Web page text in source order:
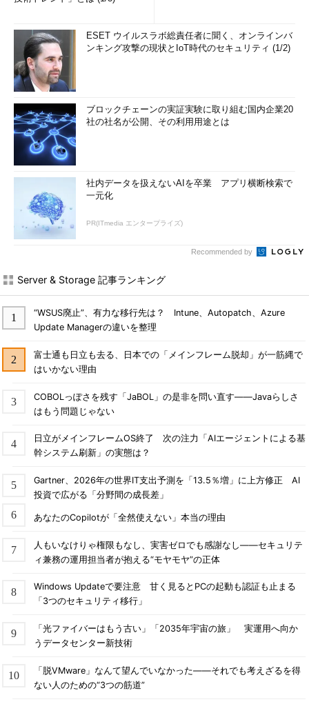
ESET ウイルスラボ総責任者に聞く、オンラインバ
ンキング攻撃の現状とIoT時代のセキュリティ (1/2)
ブロックチェーンの実証実験に取り組む国内企業20
社の社名が公開、その利用用途とは
社内データを扱えないAIを卒業 アプリ横断検索で
一元化
PR(ITmedia エンタープライズ)
Recommended by
Server & Storage 記事ランキング
“WSUS廃止”、有力な移行先は？ Intune、Autopatch、Azure
Update Managerの違いを整理
富士通も日立も去る、日本での「メインフレーム脱却」が一筋縄で
はいかない理由
COBOLっぽさを残す「JaBOL」の是非を問い直す――Javaらしさ
はもう問題じゃない
日立がメインフレームOS終了 次の注力「AIエージェントによる基
幹システム刷新」の実態は？
Gartner、2026年の世界IT支出予測を「13.5％増」に上方修正 AI
投資で広がる「分野間の成長差」
あなたのCopilotが「全然使えない」本当の理由
人もいなけりゃ権限もなし、実害ゼロでも感謝なし――セキュリテ
ィ兼務の運用担当者が抱える“モヤモヤ”の正体
Windows Updateで要注意 甘く見るとPCの起動も認証も止まる
「3つのセキュリティ移行」
「光ファイバーはもう古い」「2035年宇宙の旅」 実運用へ向か
うデータセンター新技術
「脱VMware」なんて望んでいなかった――それでも考えざるを得
ない人のための“3つの筋道”